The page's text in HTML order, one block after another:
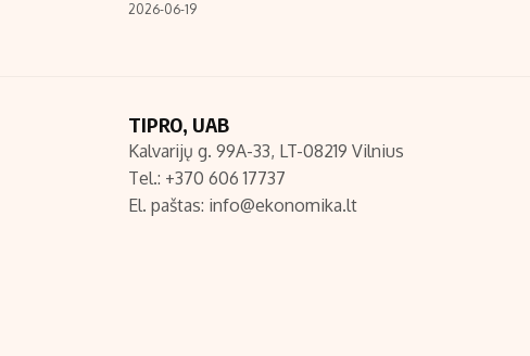
2026-06-19
TIPRO, UAB
Kalvarijų g. 99A-33, LT-08219 Vilnius
Tel.: +370 606 17737
El. paštas: info@ekonomika.lt